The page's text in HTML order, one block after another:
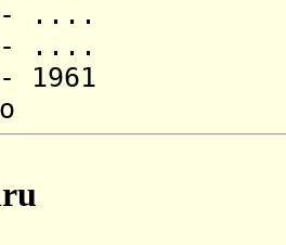
- ....
- ....
-